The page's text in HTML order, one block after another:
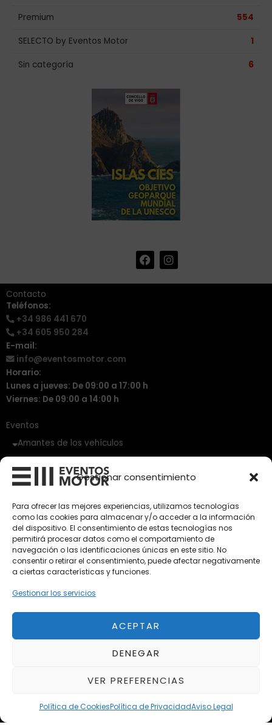
Gestionar consentimiento
Para ofrecer las mejores experiencias, utilizamos tecnologías
como las cookies para almacenar y/o acceder a la información
del dispositivo. El consentimiento de estas tecnologías nos
permitirá procesar datos como el comportamiento de
navegación o las identificaciones únicas en este sitio. No
consentir o retirar el consentimiento, puede afectar negativamente
a ciertas características y funciones.
Gestionar los servicios
ACEPTAR
DENEGAR
VER PREFERENCIAS
Política de CookiesPolítica de PrivacidadAviso Legal
Premium 554
SELECTO by Eventos Motor 1
Sin categoría 6
F
a
e
I
n
t
Contacto
Teléfonos:
+34 986 441 670
+34 605 950 284
E-mail:
info@eventosmotor.com
Horario:
Lunes a jueves: De 09:00 a 17:00 h
Viernes: De 09:00 a 14:00 h
Eventos
Amantes de los vehículos
Vehículos Clásicos
Vehículos de Ocasión
Próximos
Eclipse by SELECTO
Del 12/08/2026 al 12/08/2026
Exclusive Top Cars 2026